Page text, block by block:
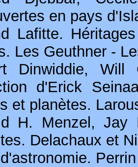
en pays
Lafitte.
Les Geuthner -
Dinwiddie, Will
d'Erick
et planètes.
H. Menzel, Jay
Delachaux et